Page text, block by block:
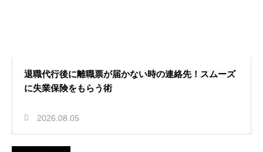
退職代行後に離職票が届かない時の連絡先！スムーズ
に失業保険をもらう術
2026.08.05